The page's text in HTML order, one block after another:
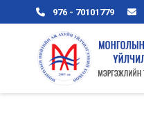
976 - 70101779